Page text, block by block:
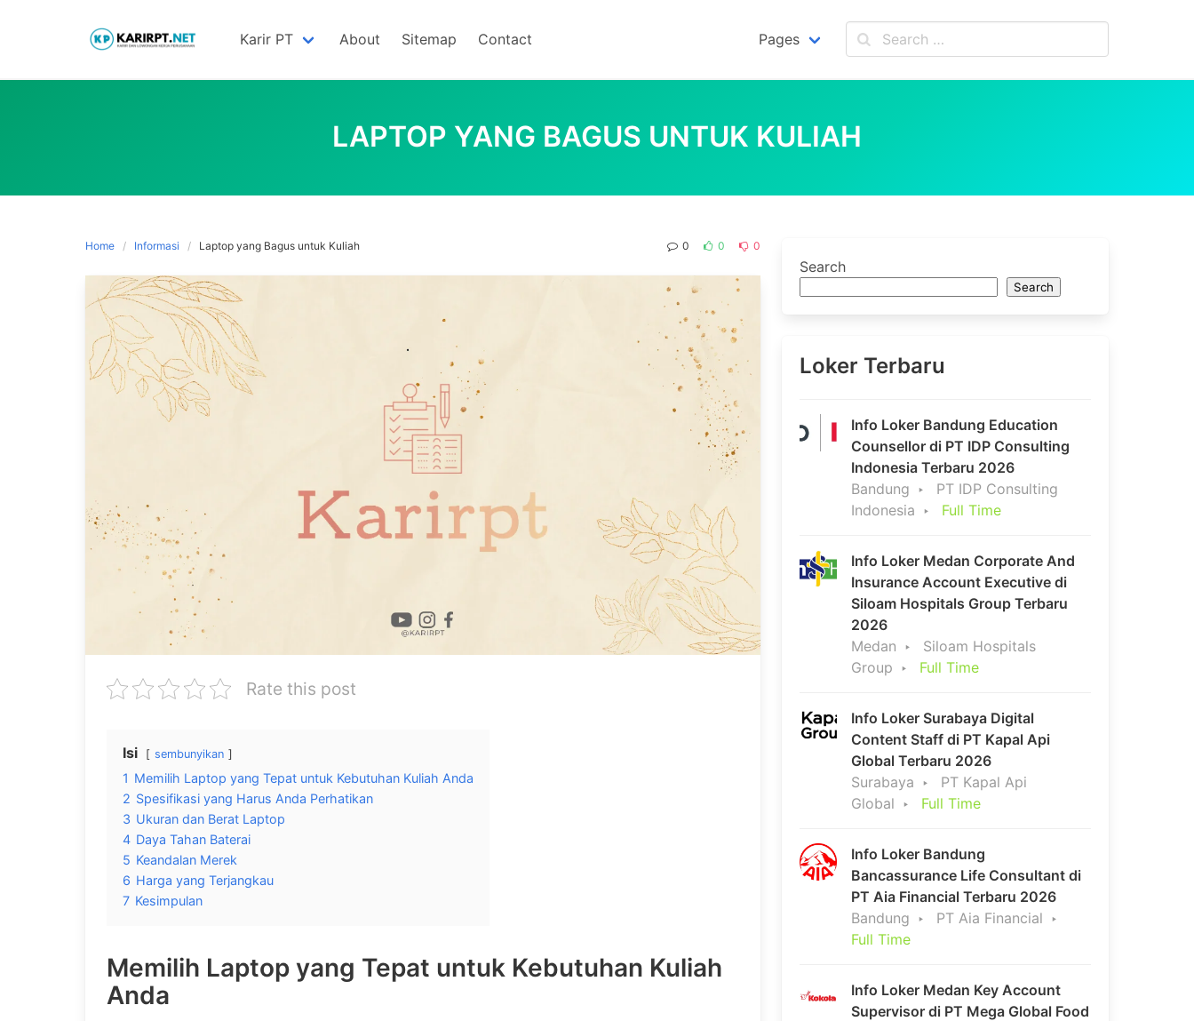
Karir PT About Sitemap Contact Pages
LAPTOP YANG BAGUS UNTUK KULIAH
Home Informasi Laptop yang Bagus untuk Kuliah 0 0 0
Rate this post
Isi sembunyikan
1 Memilih Laptop yang Tepat untuk Kebutuhan Kuliah Anda
2 Spesifikasi yang Harus Anda Perhatikan
3 Ukuran dan Berat Laptop
4 Daya Tahan Baterai
5 Keandalan Merek
6 Harga yang Terjangkau
7 Kesimpulan
Memilih Laptop yang Tepat untuk Kebutuhan Kuliah
Anda
Search
Search
Loker Terbaru
Info Loker Bandung Education
Counsellor di PT IDP Consulting
Indonesia Terbaru 2026
Bandung
PT IDP Consulting
Indonesia
Full Time
Info Loker Medan Corporate And
Insurance Account Executive di
Siloam Hospitals Group Terbaru
2026
Medan
Siloam Hospitals
Group
Full Time
Info Loker Surabaya Digital
Content Staff di PT Kapal Api
Global Terbaru 2026
Surabaya
PT Kapal Api
Global
Full Time
Info Loker Bandung
Bancassurance Life Consultant di
PT Aia Financial Terbaru 2026
Bandung
PT Aia Financial
Full Time
Info Loker Medan Key Account
Supervisor di PT Mega Global Food